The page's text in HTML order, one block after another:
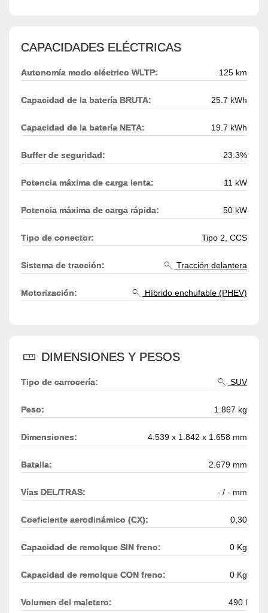
CAPACIDADES ELÉCTRICAS
Autonomía modo eléctrico WLTP: 125 km
Capacidad de la batería BRUTA: 25.7 kWh
Capacidad de la batería NETA: 19.7 kWh
Buffer de seguridad: 23.3%
Potencia máxima de carga lenta: 11 kW
Potencia máxima de carga rápida: 50 kW
Tipo de conector: Tipo 2, CCS
Sistema de tracción: Tracción delantera
Motorización: Híbrido enchufable (PHEV)
DIMENSIONES Y PESOS
Tipo de carrocería: SUV
Peso: 1.867 kg
Dimensiones: 4.539 x 1.842 x 1.658 mm
Batalla: 2.679 mm
Vías DEL/TRAS: - / - mm
Coeficiente aerodinámico (CX): 0,30
Capacidad de remolque SIN freno: 0 Kg
Capacidad de remolque CON freno: 0 Kg
Volumen del maletero: 490 l